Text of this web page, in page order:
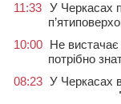
11:33 У Черкасах
10:00 Не вистачає
потрібно
08:23 У Черкасах